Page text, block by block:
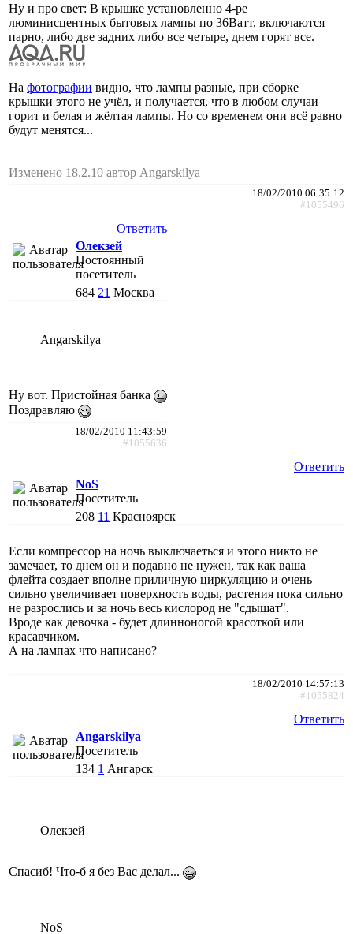
Ну и про свет: В крышке установленно 4-ре
люминисцентных бытовых лампы по 36Ватт, включаются
парно, либо две задних либо все четыре, днем горят все.
На фотографии видно, что лампы разные, при сборке
крышки этого не учёл, и получается, что в любом случаи
горит и белая и жёлтая лампы. Но со временем они всё равно
будут менятся...
Изменено 18.2.10 автор Angarskilya
18/02/2010 06:35:12
#1055496
Ответить
Олекзей
Постоянный
посетитель
684 21 Москва
Angarskilya
Ну вот. Пристойная банка
Поздравляю
18/02/2010 11:43:59
#1055636
Ответить
NoS
Посетитель
208 11 Красноярск
Если компрессор на ночь выключаеться и этого никто не
замечает, то днем он и подавно не нужен, так как ваша
флейта создает вполне приличную циркуляцию и очень
сильно увеличивает поверхность воды, растения пока сильно
не разрослись и за ночь весь кислород не "сдышат".
Вроде как девочка - будет длинноногой красоткой или
красавчиком.
А на лампах что написано?
18/02/2010 14:57:13
#1055824
Ответить
Angarskilya
Посетитель
134 1 Ангарск
Олекзей
Спасиб! Что-б я без Вас делал...
NoS